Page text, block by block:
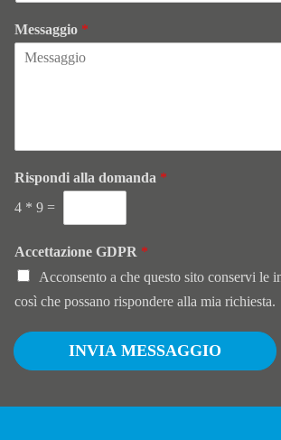
e
f
Messaggio *
Rispondi alla domanda *
4 * 9 =
Accettazione GDPR *
Acconsento a che questo sito conservi le
così che possano rispondere alla mia richiesta.
INVIA MESSAGGIO